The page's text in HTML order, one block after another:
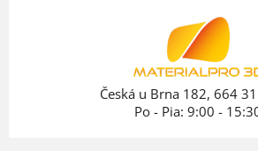
Česká u Brna 182, 664
Po - Pia: 9:00 -